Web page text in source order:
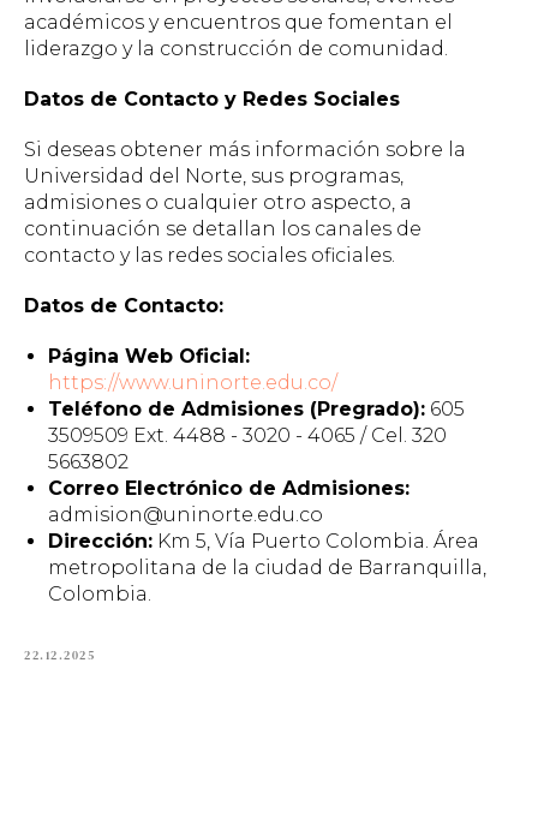
académicos y encuentros que fomentan el
liderazgo y la construcción de comunidad.
Datos de Contacto y Redes Sociales
Si deseas obtener más información sobre la
Universidad del Norte, sus programas,
admisiones o cualquier otro aspecto, a
continuación se detallan los canales de
contacto y las redes sociales oficiales.
Datos de Contacto:
Página Web Oficial:
https://www.uninorte.edu.co/
Teléfono de Admisiones (Pregrado): 605
3509509 Ext. 4488 - 3020 - 4065 / Cel. 320
5663802
Correo Electrónico de Admisiones:
admision@uninorte.edu.co
Dirección: Km 5, Vía Puerto Colombia. Área
metropolitana de la ciudad de Barranquilla,
Colombia.
22.12.2025